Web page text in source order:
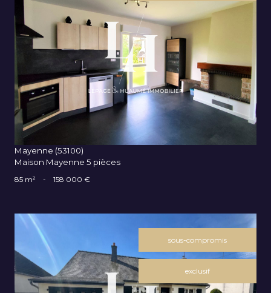
VOIR LE BIEN
Mayenne (53100)
Maison Mayenne 5 pièces
85 m² - 158 000 €
sous-compromis
exclusif